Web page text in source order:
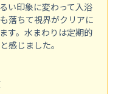
い印象に変わって入浴
落ちて視界がクリアに
す。水まわりは定期的
感じました。